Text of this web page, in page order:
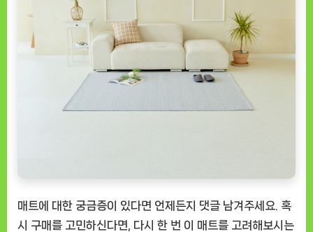
매트에 대한 궁금증이 있다면 언제든지 댓글 남겨주세요. 혹
시 구매를 고민하신다면, 다시 한 번 이 매트를 고려해보시는